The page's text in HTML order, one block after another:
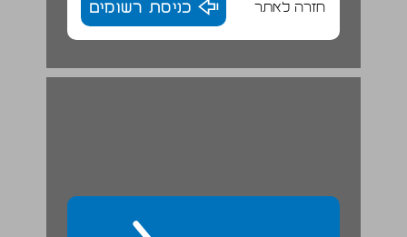
חזרה לאתר כניסת רשומים